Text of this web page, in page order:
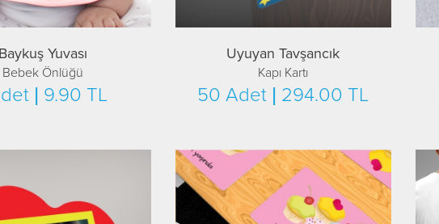
Yuvası
Bebek Önlüğü
| 9.90 TL
Uyuyan Tavşancık
Kapı Kartı
50 Adet | 294.00 TL